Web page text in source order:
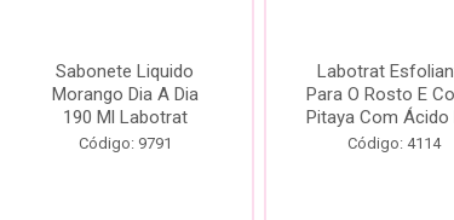
Sabonete Liquido
Morango Dia A Dia
190 Ml Labotrat
Código: 9791
Labotrat
Para O Rosto E
Pitaya Com Ácido
Código: 4114